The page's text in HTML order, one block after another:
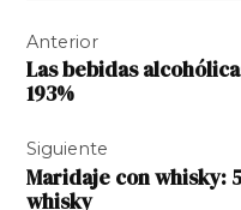
de
entradas
Anterior
Las bebidas
193%
Siguiente
Maridaje con whisky:
whisky